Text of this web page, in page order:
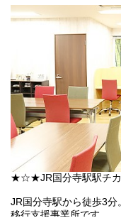
保育補助（必要に応じ
・看護業務が落ち着い
・子どもたちと関わる
【こんな方にぴったり
☆子どもが好き、子ど
★ 医療現場とは違う落
☆ 保育園や学校での勤
★ 家庭と両立しやすい
保育園の看護師は、「
看護の知識・経験を、
んか？
ます♪
★☆★JR国分寺駅駅チ
JR国分寺駅から徒歩3
移行支援事業所です。